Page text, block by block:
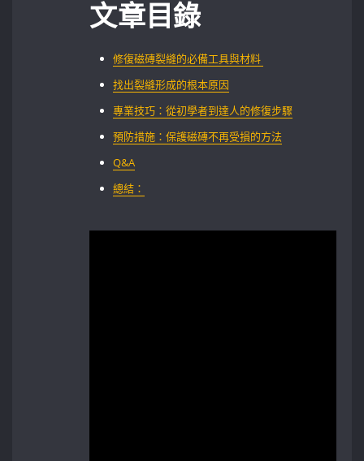
文章目錄
修復磁磚裂縫的必備工具與材料 ​
找出裂縫形成的根本原因
專業技巧：從初學者到達人的修復步驟
預防措施：保護磁磚不再受損的方法
Q&A
總結：